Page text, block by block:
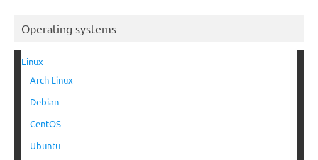
Operating systems
Linux
Arch Linux
Debian
CentOS
Ubuntu